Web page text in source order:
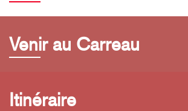
Venir au Carreau
Itinéraire